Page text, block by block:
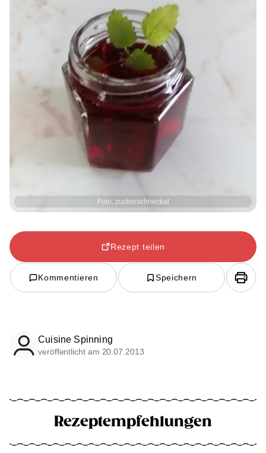
Foto: zuckerschneckal
Rezept teilen
Kommentieren Speichern
Cuisine Spinning
veröffentlicht am 20.07.2013
Rezeptempfehlungen